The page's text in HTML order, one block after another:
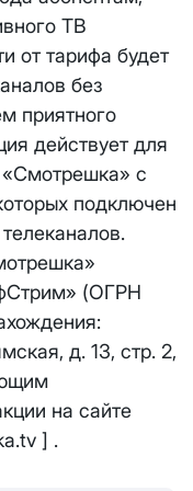
ТВ
от тарифа будет
без
приятного
действует для
«Смотрешка» с
подключен
(ОГРН
д. 13, стр. 2,
на сайте
] .
данных
обработки
данных в
обработки
данных в
обработки
один раз
IP адреса с
списывается